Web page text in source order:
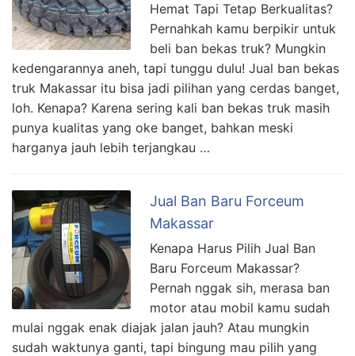
Hemat Tapi Tetap Berkualitas?
Pernahkah kamu berpikir untuk
beli ban bekas truk? Mungkin
kedengarannya aneh, tapi tunggu dulu! Jual ban bekas
truk Makassar itu bisa jadi pilihan yang cerdas banget,
loh. Kenapa? Karena sering kali ban bekas truk masih
punya kualitas yang oke banget, bahkan meski
harganya jauh lebih terjangkau …
Jual Ban Baru Forceum
Makassar
Kenapa Harus Pilih Jual Ban
Baru Forceum Makassar?
Pernah nggak sih, merasa ban
motor atau mobil kamu sudah
mulai nggak enak diajak jalan jauh? Atau mungkin
sudah waktunya ganti, tapi bingung mau pilih yang